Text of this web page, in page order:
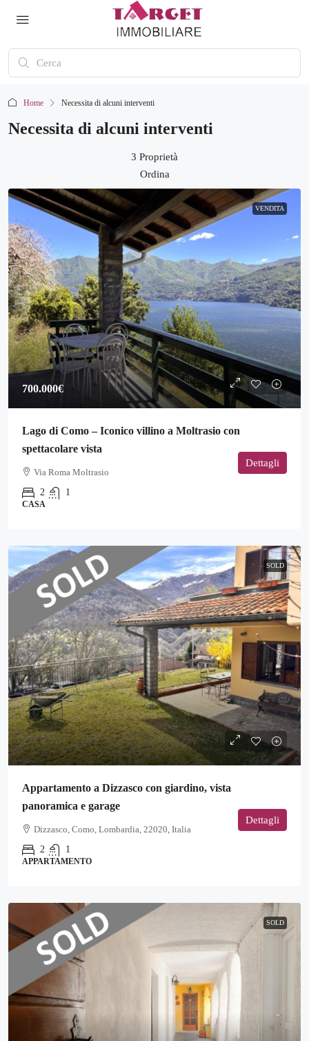
Home Necessita di alcuni interventi
Necessita di alcuni interventi
3 Proprietà
Ordina
VENDITA
700.000€
Lago di Como – Iconico villino a Moltrasio con
spettacolare vista
Via Roma Moltrasio
2
1
CASA
Dettagli
SOLD
Appartamento a Dizzasco con giardino, vista
panoramica e garage
Dizzasco, Como, Lombardia, 22020, Italia
2
1
APPARTAMENTO
Dettagli
SOLD